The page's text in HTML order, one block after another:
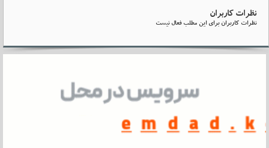
نظرات کاربران
نظرات کاربران برای این مطلب فعال نیست